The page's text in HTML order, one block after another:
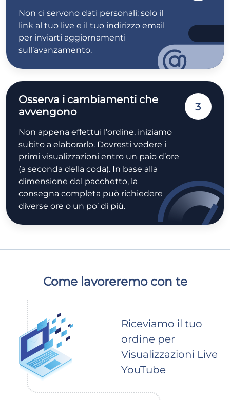
Non ci servono dati personali: solo il
link al tuo live e il tuo indirizzo email
per inviarti aggiornamenti
sull’avanzamento.
Osserva i cambiamenti che
avvengono
Non appena effettui l’ordine, iniziamo
subito a elaborarlo. Dovresti vedere i
primi visualizzazioni entro un paio d’ore
(a seconda della coda). In base alla
dimensione del pacchetto, la
consegna completa può richiedere
diverse ore o un po’ di più.
3
Come lavoreremo con te
Riceviamo il tuo
ordine per
Visualizzazioni Live
YouTube